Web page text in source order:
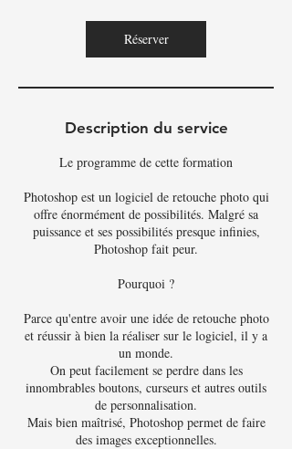
Réserver
Description du service
Le programme de cette formation
Photoshop est un logiciel de retouche photo qui
offre énormément de possibilités. Malgré sa
puissance et ses possibilités presque infinies,
Photoshop fait peur.
Pourquoi ?
Parce qu'entre avoir une idée de retouche photo
et réussir à bien la réaliser sur le logiciel, il y a
un monde.
On peut facilement se perdre dans les
innombrables boutons, curseurs et autres outils
de personnalisation.
Mais bien maîtrisé, Photoshop permet de faire
des images exceptionnelles.